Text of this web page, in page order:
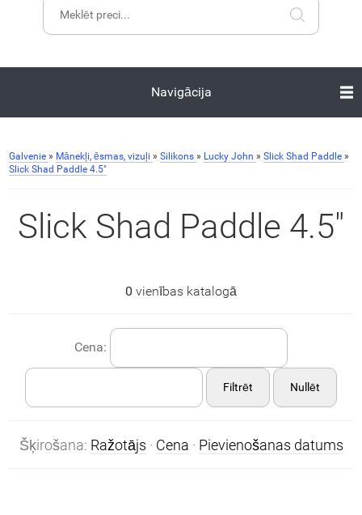
Navigācija
Galvenie » Mānekļi, ēsmas, vizuļi » Silikons » Lucky John » Slick Shad Paddle »
Slick Shad Paddle 4.5"
Slick Shad Paddle 4.5"
0 vienības katalogā
Cena:
Filtrēt Nullēt
Šķirošana: Ražotājs · Cena · Pievienošanas datums